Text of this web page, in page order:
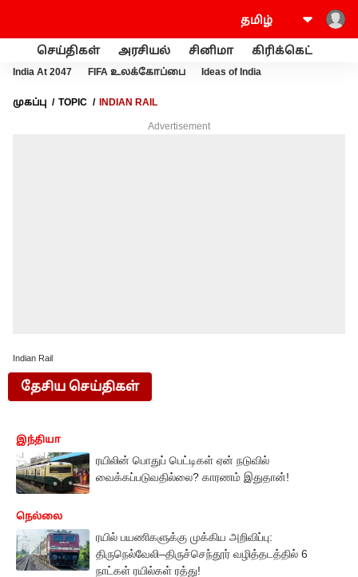
செய்திகள் அரசியல் சினிமா கிரிக்கெட்
India At 2047 FIFA உலக்கோப்பை Ideas of India
முகப்பு TOPIC INDIAN RAIL
Advertisement
Indian Rail
தேசிய செய்திகள்
இந்தியா
ரயிலின் பொதுப் பெட்டிகள் ஏன் நடுவில்
வைக்கப்படுவதில்லை? காரணம் இதுதான்!
நெல்லை
ரயில் பயணிகளுக்கு முக்கிய அறிவிப்பு:
திருநெல்வேலி–திருச்செந்தூர் வழித்தடத்தில் 6
நாட்கள் ரயில்கள் ரத்து!